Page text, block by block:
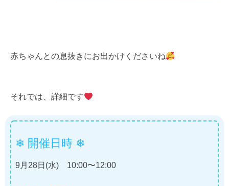
赤ちゃんとの息抜きにお出かけくださいね
それでは、詳細です
❄ 開催日時 ❄
9月28日(水) 10:00〜12:00